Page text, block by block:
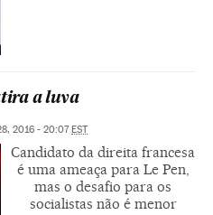
a luva
2016 - 20:07 EST
Candidato da direita francesa
é uma ameaça para Le Pen,
mas o desafio para os
socialistas não é menor